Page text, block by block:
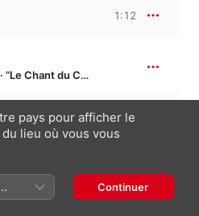
1:12
Schwanengesang, D 957 · “Le Chant du Cygne”
3:51
Piano by
pays pour afficher le
lieu où vous vous
Continuer